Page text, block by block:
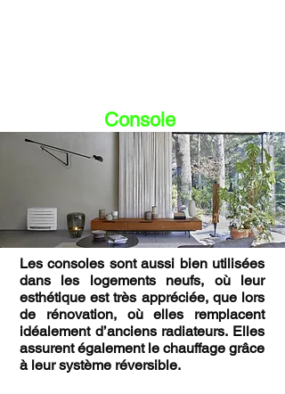
Console
Les consoles sont aussi bien utilisées
dans les logements neufs, où leur
esthétique est très appréciée, que lors
de rénovation, où elles remplacent
idéalement d’anciens radiateurs. Elles
assurent également le chauffage grâce
à leur système réversible.